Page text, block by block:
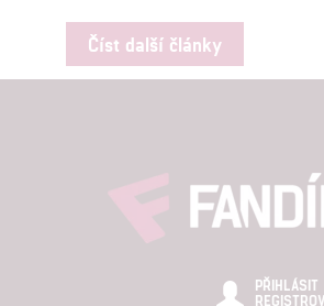
Číst další články
PŘIHLÁSIT